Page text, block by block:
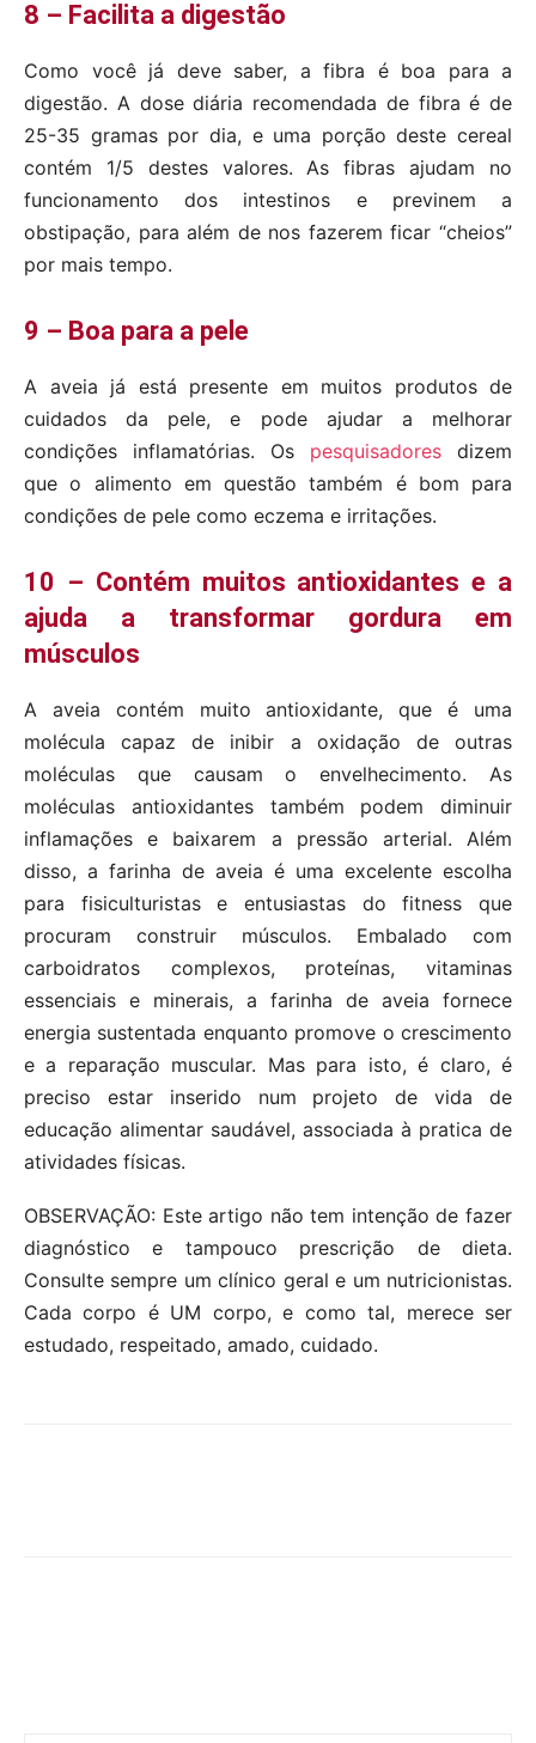
8 – Facilita a digestão
Como você já deve saber, a fibra é boa para a
digestão. A dose diária recomendada de fibra é de
25-35 gramas por dia, e uma porção deste cereal
contém 1/5 destes valores. As fibras ajudam no
funcionamento dos intestinos e previnem a
obstipação, para além de nos fazerem ficar “cheios”
por mais tempo.
9 – Boa para a pele
A aveia já está presente em muitos produtos de
cuidados da pele, e pode ajudar a melhorar
condições inflamatórias. Os pesquisadores dizem
que o alimento em questão também é bom para
condições de pele como eczema e irritações.
10 – Contém muitos antioxidantes e a
ajuda a transformar gordura em
músculos
A aveia contém muito antioxidante, que é uma
molécula capaz de inibir a oxidação de outras
moléculas que causam o envelhecimento. As
moléculas antioxidantes também podem diminuir
inflamações e baixarem a pressão arterial. Além
disso, a farinha de aveia é uma excelente escolha
para fisiculturistas e entusiastas do fitness que
procuram construir músculos. Embalado com
carboidratos complexos, proteínas, vitaminas
essenciais e minerais, a farinha de aveia fornece
energia sustentada enquanto promove o crescimento
e a reparação muscular. Mas para isto, é claro, é
preciso estar inserido num projeto de vida de
educação alimentar saudável, associada à pratica de
atividades físicas.
OBSERVAÇÃO: Este artigo não tem intenção de fazer
diagnóstico e tampouco prescrição de dieta.
Consulte sempre um clínico geral e um nutricionistas.
Cada corpo é UM corpo, e como tal, merece ser
estudado, respeitado, amado, cuidado.